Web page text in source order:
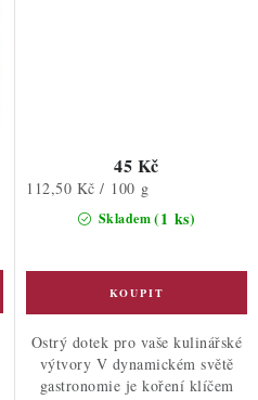
Skladem(1 ks)
45 Kč
Měrná
112,50 Kč / 100 g
Ostrý dotek pro vaše kulinářské
výtvory V dynamickém světě
gastronomie je koření klíčem